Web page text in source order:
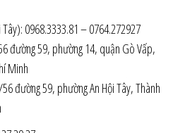
0968.3333.81 – 0764.272927
đường 59, phường 14, quận Gò Vấp,
Minh
đường 59, phường An Hội Tây, Thành